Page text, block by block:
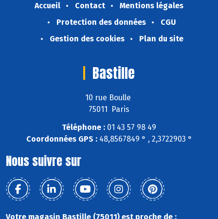
Accueil Contact
Mentions légales
Protection des données
CGU
Gestion des cookies
Plan du site
Bastille
10 rue Boulle
75011 Paris
Téléphone : 01 43 57 98 49
Coordonnées GPS :48,8567849 ° , 2,3722903 °
Nous suivre sur
Votre magasin Bastille (75011) est proche de :